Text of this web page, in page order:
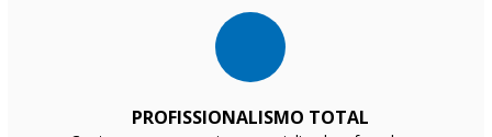
PROFISSIONALISMO TOTAL